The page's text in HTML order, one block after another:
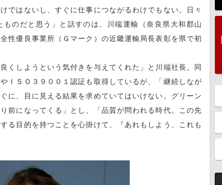
ではないし、すぐに仕事につながるわけでもない。日々
のだと思う」と話すのは、川端運輸（奈良県大和郡山
性優良事業所（Ｇマーク）の近畿運輸局長表彰を県で初
くしようという気付きを与えてくれた」と川端社長。同
ＩＳＯ３９００１認証も取得しているが、「継続しなが
に、目に見える結果を求めていてはいけない。グリーン
前になってくる」とし、「品質が問われる時代。この先
る目的を持つことを心掛けて、『あれもしよう、これも